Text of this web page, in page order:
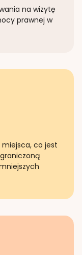
na wizytę
prawnej w
miejsca, co jest